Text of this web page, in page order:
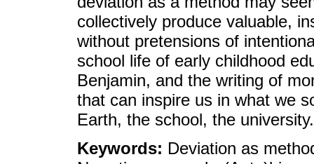
collectively produce valuable,
without pretensions of
school life of early childhood
Benjamin, and the writing of
that can inspire us in what we
Earth, the school, the university.
Keywords: Deviation as